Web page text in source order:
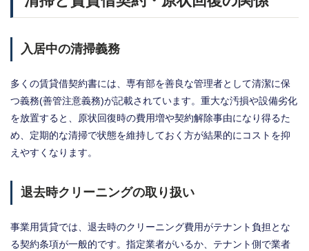
入居中の清掃義務
多くの賃貸借契約書には、専有部を善良な管理者として清潔に保
つ義務(善管注意義務)が記載されています。重大な汚損や設備劣化
を放置すると、原状回復時の費用増や契約解除事由になり得るた
め、定期的な清掃で状態を維持しておく方が結果的にコストを抑
えやすくなります。
退去時クリーニングの取り扱い
事業用賃貸では、退去時のクリーニング費用がテナント負担とな
る契約条項が一般的です。指定業者がいるか、テナント側で業者